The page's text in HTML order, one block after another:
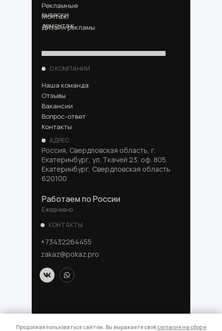
Рекламные
вывески
Монтаж/
демонтаж
Дизайн рекламы
О КОМПАНИИ
Наша команда
Отзывы
Вакансии
Вопрос-ответ
Контакты
АДРЕС
Россия, Свердловская область, г.
Екатеринбург, ул. Ткачей 23, оф. 805.
Екатеринбург, Свердловская область
620100
Работаем по России
Ежедневно
КОНТАКТЫ
+73432264455
zakaz@pokaz.pro
Продолжая пользоваться сайтом, Вы выражаете своё согласие на сбор и